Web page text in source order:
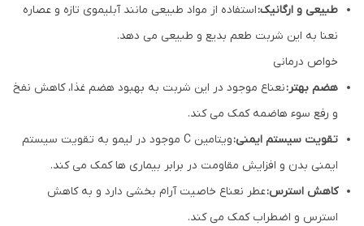
طبیعی و ارگانیک:استفاده از مواد طبیعی مانند آبلیموی تازه و عصاره
نعنا به این شربت طعم بدیع و طبیعی می دهد.
خواص درمانی
هضم بهتر:نعناع موجود در این شربت به بهبود هضم غذا، کاهش نفخ
و رفع سوء هاضمه کمک می کند.
تقویت سیستم ایمنی:
ویتامین C موجود در لیمو به تقویت سیستم
ایمنی بدن و افزایش مقاومت در برابر بیماری ها کمک می کند.
کاهش استرس:عطر نعناع خاصیت آرام بخشی دارد و به کاهش
استرس و اضطراب کمک می کند.